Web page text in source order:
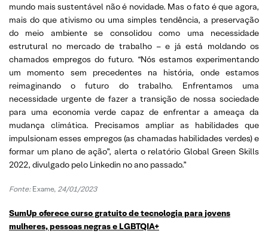
mundo mais sustentável não é novidade. Mas o fato é que agora,
mais do que ativismo ou uma simples tendência, a preservação
do meio ambiente se consolidou como uma necessidade
estrutural no mercado de trabalho – e já está moldando os
chamados empregos do futuro. “Nós estamos experimentando
um momento sem precedentes na história, onde estamos
reimaginando o futuro do trabalho. Enfrentamos uma
necessidade urgente de fazer a transição de nossa sociedade
para uma economia verde capaz de enfrentar a ameaça da
mudança climática. Precisamos ampliar as habilidades que
impulsionam esses empregos (as chamadas habilidades verdes) e
formar um plano de ação”, alerta o relatório Global Green Skills
2022, divulgado pelo Linkedin no ano passado.”
Fonte: Exame, 24/01/2023
SumUp oferece curso gratuito de tecnologia para jovens
mulheres, pessoas negras e LGBTQIA+